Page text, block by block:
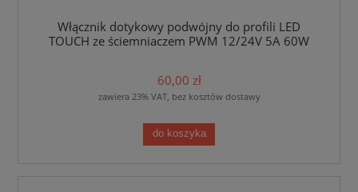
Włącznik dotykowy podwójny do profili LED
TOUCH ze ściemniaczem PWM 12/24V 5A 60W
60,00 zł
zawiera 23% VAT, bez kosztów dostawy
do koszyka